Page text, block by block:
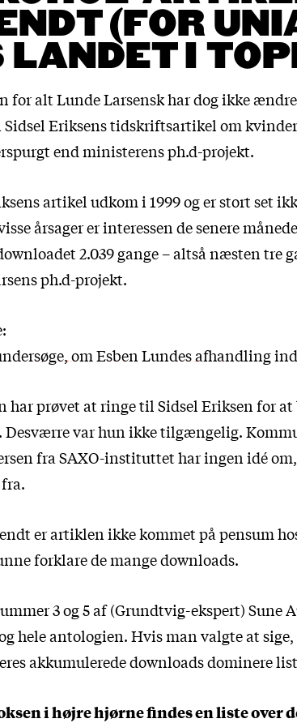
(FOR
LANDET I
for alt Lunde Larsensk har dog ikke
Sidsel Eriksens tidskriftsartikel om
end ministerens ph.d-projekt.
artikel udkom i 1999 og er stort set
årsager er interessen de senere
2.039 gange – altså næsten tre
ph.d-projekt.
om Esben Lundes afhandling
har prøvet at ringe til Sidsel Eriksen for
Desværre var hun ikke tilgængelig.
fra SAXO-instituttet har ingen idé
er artiklen ikke kommet på pensum
forklare de mange downloads.
3 og 5 af (Grundtvig-ekspert) Sune
hele antologien. Hvis man valgte at
akkumulerede downloads dominere
i højre hjørne findes en liste over